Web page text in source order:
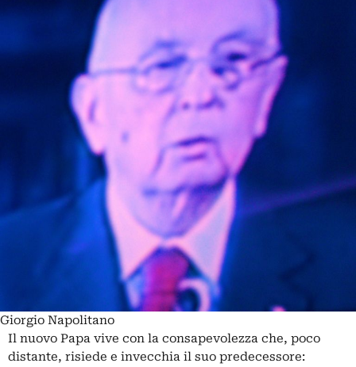
Giorgio Napolitano
Il nuovo Papa vive con la consapevolezza che, poco
distante, risiede e invecchia il suo predecessore: